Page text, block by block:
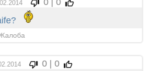
0 | 0
0 | 0